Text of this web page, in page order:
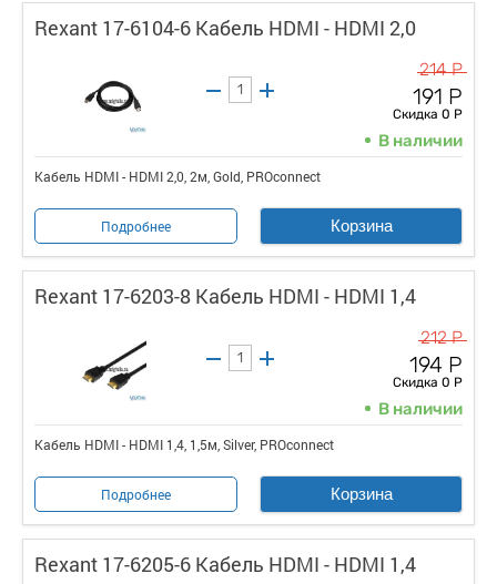
Rexant 17-6104-6 Кабель HDMI - HDMI 2,0
214 Р
191 Р
Скидка 0 Р
В наличии
Кабель HDMI - HDMI 2,0, 2м, Gold, PROconnect
Подробнее Корзина
Rexant 17-6203-8 Кабель HDMI - HDMI 1,4
212 Р
194 Р
Скидка 0 Р
В наличии
Кабель HDMI - HDMI 1,4, 1,5м, Silver, PROconnect
Подробнее Корзина
Rexant 17-6205-6 Кабель HDMI - HDMI 1,4